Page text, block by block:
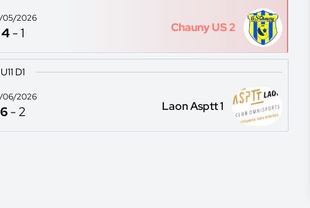
05/2026
4 -1 Chauny US 2
U11 D1
06/2026
6 -2 Laon Asptt 1